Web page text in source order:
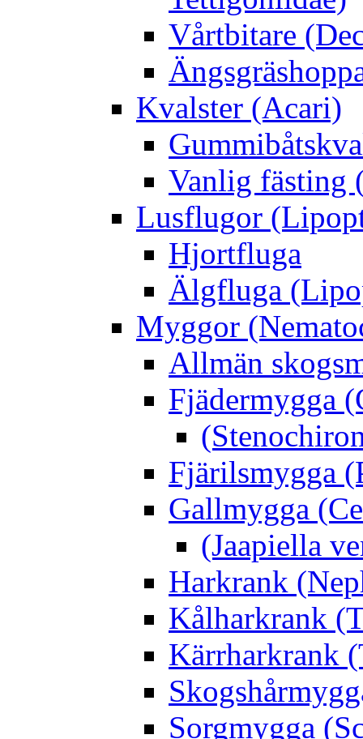
Vårtbitare
Kvalster (Acari)
Vanlig fästing
Lusflugor
Hjortfluga
Älgfluga
Myggor
Allmän
Fjädermygga
Fjärilsmygga
Gallmygga
(Jaapiella
Harkrank
Kålharkrank
Kärrharkrank
Sorgmygga